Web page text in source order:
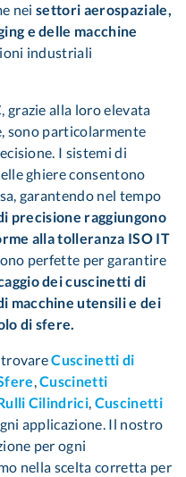
neisettori aerospaziale,
e delle macchine
industriali
grazie alla loro elevata
sono particolarmente
I sistemi di
ghiere consentono
garantendo nel tempo
precisione raggiungono
alla tolleranza ISO IT
perfette per garantire
dei cuscinetti di
macchine utensili e dei
di sfere.
trovareCuscinetti di
,Cuscinetti
Cilindrici, Cuscinetti
applicazione. Il nostro
per ogni
nella scelta corretta per